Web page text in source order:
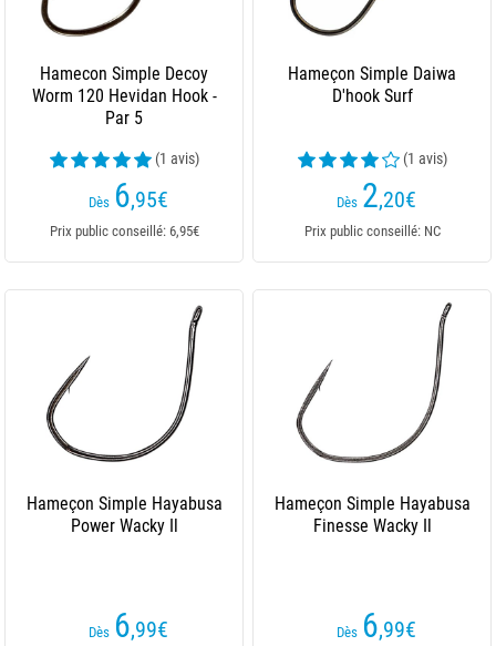
Hamecon Simple Decoy
Worm 120 Hevidan Hook -
Par 5
(1 avis)
Dès 6,95€
Prix public conseillé: 6,95€
Hameçon Simple Daiwa
D'hook Surf
(1 avis)
Dès 2,20€
Prix public conseillé: NC
Hameçon Simple Hayabusa
Power Wacky Il
Dès 6,99€
Hameçon Simple Hayabusa
Finesse Wacky Il
Dès 6,99€